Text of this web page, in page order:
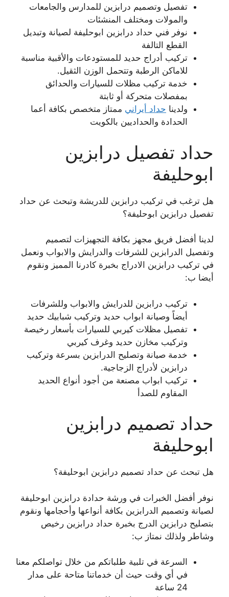
تفصيل وتصميم درابزين للمدارس والجامعات
والمولات ومختلف المنشئات
نوفر فني حداد درابزين ابوحليفة لصيانة وتبديل
القطع التالفة
تركيب أدراج حديد للمستودعات والأقبية مناسبة
للاماكن الرطبة وتتحمل الوزن الثقيل.
خدمة تركيب مظلات للسيارات والحدائق
بمفصلات متحركة أو ثابتة
ولدينا حداد أيراني ممتاز متخصص بكافة أعما
الحدادة والحداديين بالكويت
حداد تفصيل درابزين
ابوحليفة
هل ترغب في تركيب درابزين للدريشة وتبحث عن حداد
تفصيل درابزين ابوحليفة؟
لدينا أفضل فريق مجهز بكافة التجهيزات لتصميم
وتفصيل الدرابزين للشرفات والدرايش والابواب ونعمل
في تركيب درابزين الادراج بخبرة كادرنا المميز ونقوم
أيضا ب:
تركيب درابزين للدرايش والابواب وللشرفات
أيضاً وصيانة ابواب حديد وتركيب شبابيك حديد
تفصيل مظلات كيربي للسيارات بأسعار رخيصة
وتركيب مخازن حديد وغرف كيربي
خدمة صيانة وتصليح الدرابزين بسرعة وتركيب
درابزين لأدراج الزجاجية.
تركيب ابواب مصنعة من أجود أنواع الحديد
المقاوم للصدأ
حداد تصميم درابزين
ابوحليفة
هل تبحث عن حداد تصميم درابزين ابوحليفة؟
نوفر أفضل الخبرات في ورشة حدادة درابزين ابوحليفة
لصيانة وتصميم الدرابزين بكافة أنواعها وأحجامها ونقوم
بتصليح درابزين الدرج بخبرة حداد درابزين رخيص
وشاطر ولذلك نمتاز ب:
السرعة في تلبية طلباتكم من خلال تواصلكم معنا
في أي وقت حيث أن خدماتنا متاحة على مدار
24 ساعة